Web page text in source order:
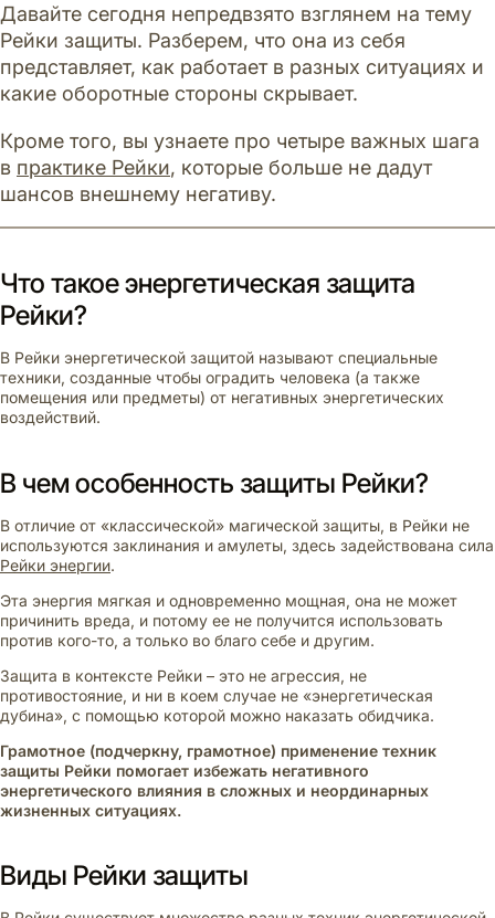
Давайте сегодня непредвзято взглянем на тему
Рейки защиты. Разберем, что она из себя
представляет, как работает в разных ситуациях и
какие оборотные стороны скрывает.
Кроме того, вы узнаете про четыре важных шага
в практике Рейки, которые больше не дадут
шансов внешнему негативу.
Что такое энергетическая защита
Рейки?
В Рейки энергетической защитой называют специальные
техники, созданные чтобы оградить человека (а также
помещения или предметы) от негативных энергетических
воздействий.
В чем особенность защиты Рейки?
В отличие от «классической» магической защиты, в Рейки не
используются заклинания и амулеты, здесь задействована сила
Рейки энергии.
Эта энергия мягкая и одновременно мощная, она не может
причинить вреда, и потому ее не получится использовать
против кого-то, а только во благо себе и другим.
Защита в контексте Рейки – это не агрессия, не
противостояние, и ни в коем случае не «энергетическая
дубина», с помощью которой можно наказать обидчика.
Грамотное (подчеркну, грамотное) применение техник
защиты Рейки помогает избежать негативного
энергетического влияния в сложных и неординарных
жизненных ситуациях.
Виды Рейки защиты